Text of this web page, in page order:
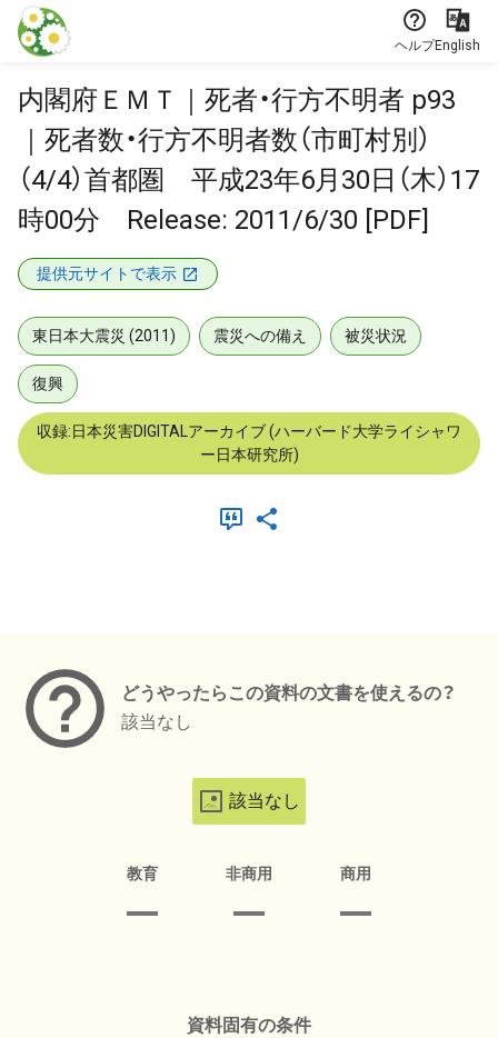
本文に飛ぶ
ヘルプEnglish
内閣府ＥＭＴ｜死者・行方不明者 p93
｜死者数・行方不明者数（市町村別）
（4/4）首都圏 平成23年6月30日（木）17
時00分 Release: 2011/6/30 [PDF]
提供元サイトで表示
東日本大震災 (2011) 震災への備え 被災状況
復興
収録:日本災害DIGITALアーカイブ (ハーバード大学ライシャワ
ー日本研究所)
どうやったらこの資料の文書を使えるの？
該当なし
該当なし
教育 非商用 商用
資料固有の条件